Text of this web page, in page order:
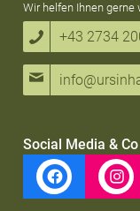
Wir helfen Ihnen gerne
+43 2734
Social Media & Co